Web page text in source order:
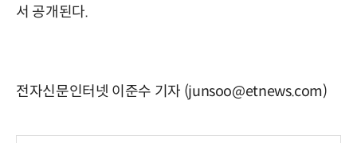
서 공개된다.
전자신문인터넷 이준수 기자 (junsoo@etnews.com)